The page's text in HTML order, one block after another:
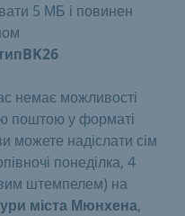
5 МБ і повинен
немає можливості
поштою у форматі
можете надіслати сім
понеділка, 4
штемпелем) на
міста Мюнхена,